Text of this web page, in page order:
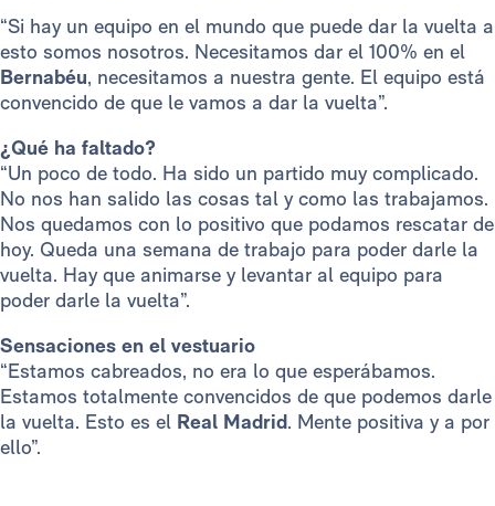
“Si hay un equipo en el mundo que puede dar la vuelta a
esto somos nosotros. Necesitamos dar el 100% en el
Bernabéu, necesitamos a nuestra gente. El equipo está
convencido de que le vamos a dar la vuelta”.
¿Qué ha faltado?
“Un poco de todo. Ha sido un partido muy complicado.
No nos han salido las cosas tal y como las trabajamos.
Nos quedamos con lo positivo que podamos rescatar de
hoy. Queda una semana de trabajo para poder darle la
vuelta. Hay que animarse y levantar al equipo para
poder darle la vuelta”.
Sensaciones en el vestuario
“Estamos cabreados, no era lo que esperábamos.
Estamos totalmente convencidos de que podemos darle
la vuelta. Esto es el Real Madrid. Mente positiva y a por
ello”.